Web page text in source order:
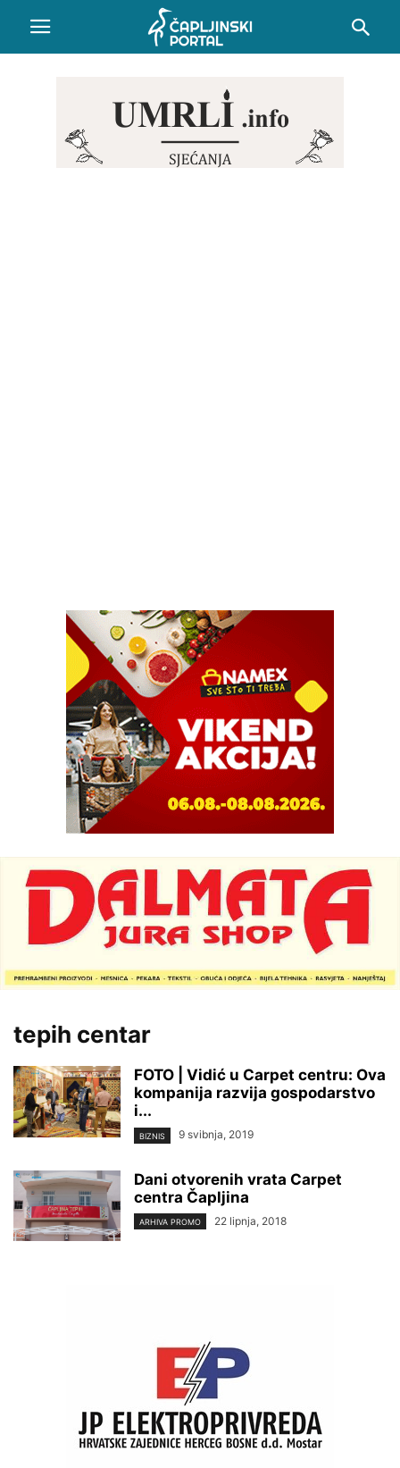
tepih centar
FOTO | Vidić u Carpet centru: Ova
kompanija razvija gospodarstvo
i...
BIZNIS 9 svibnja, 2019
Dani otvorenih vrata Carpet
centra Čapljina
ARHIVA PROMO 22 lipnja, 2018